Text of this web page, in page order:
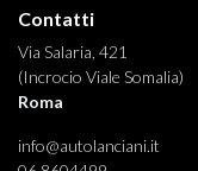
Contatti
Via Salaria, 421
(Incrocio Viale Somalia)
Roma
info@autolanciani.it